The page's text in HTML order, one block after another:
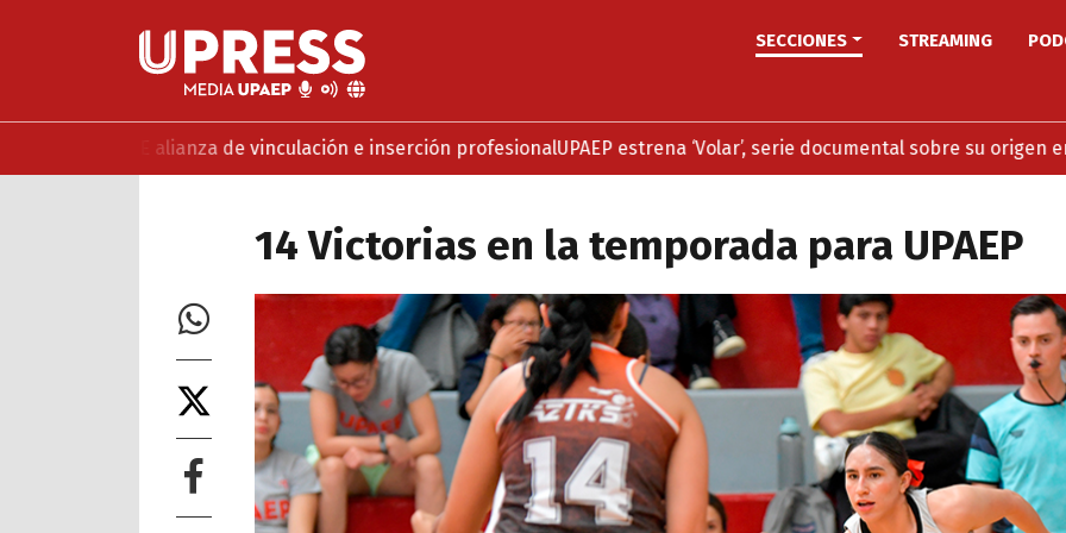
SECCIONES STREAMING
y MABE alianza de vinculación e inserción profesionalUPAEP estrena ‘Volar’, serie documental sobre su origen en
14 Victorias en la temporada para UPAEP